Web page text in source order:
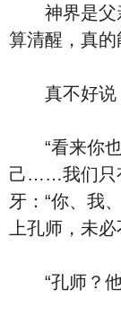
神界是父亲
算清醒，真的
真不好说
“看来你也
己……我们只
牙：“你、我
上孔师，未
“孔师？他